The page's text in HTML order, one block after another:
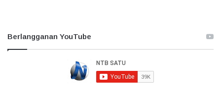
Berlangganan YouTube